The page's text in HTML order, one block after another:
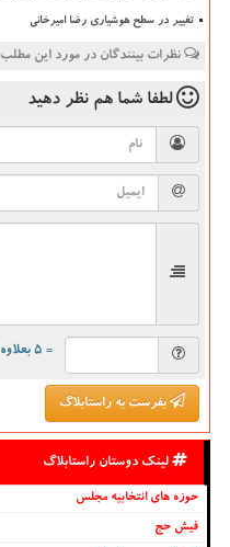
تغییر در سطح هوشیاری رضا امیرخانی
نظرات بینندگان در مورد این مطلب
لطفا شما هم نظر دهید
= ۵ بعلاوه ۲
بفرست به راستابلاگ
لینک دوستان راستابلاگ
حوزه های انتخابیه مجلس
فیش حج